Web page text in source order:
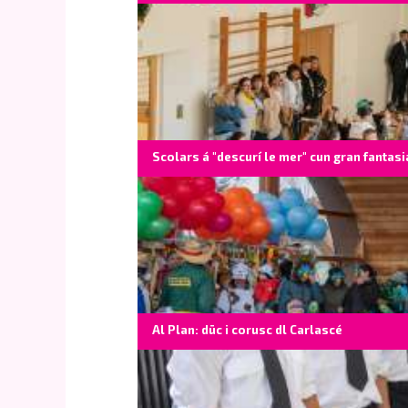
Scolars á "descurí le mer" cun gran
Al Plan: düc i corusc dl Carlascé